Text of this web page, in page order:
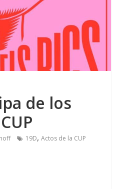
de los
19D, Actos de la CUP